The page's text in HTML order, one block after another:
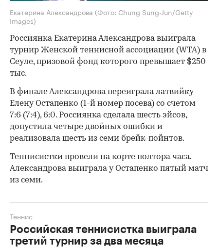
Екатерина Александрова (Фото: Chung Sung-Jun/Getty
Images)
Россиянка Екатерина Александрова выиграла
турнир Женской теннисной ассоциации (WTA) в
Сеуле, призовой фонд которого превышает $250
тыс.
В финале Александрова переиграла латвийку
Елену Остапенко (1-й номер посева) со счетом
7:6 (7:4), 6:0. Россиянка сделала шесть эйсов,
допустила четыре двойных ошибки и
реализовала шесть из семи брейк-пойнтов.
Теннисистки провели на корте полтора часа.
Александрова выиграла у Остапенко пятый матч
из семи.
Российская теннисистка выиграла
третий турнир за два месяца
Теннис